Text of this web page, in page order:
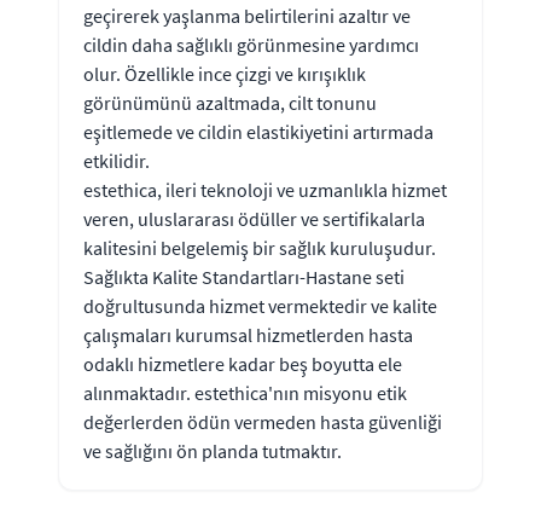
geçirerek yaşlanma belirtilerini azaltır ve
cildin daha sağlıklı görünmesine yardımcı
olur. Özellikle ince çizgi ve kırışıklık
görünümünü azaltmada, cilt tonunu
eşitlemede ve cildin elastikiyetini artırmada
etkilidir.
estethica, ileri teknoloji ve uzmanlıkla hizmet
veren, uluslararası ödüller ve sertifikalarla
kalitesini belgelemiş bir sağlık kuruluşudur.
Sağlıkta Kalite Standartları-Hastane seti
doğrultusunda hizmet vermektedir ve kalite
çalışmaları kurumsal hizmetlerden hasta
odaklı hizmetlere kadar beş boyutta ele
alınmaktadır. estethica'nın misyonu etik
değerlerden ödün vermeden hasta güvenliği
ve sağlığını ön planda tutmaktır.